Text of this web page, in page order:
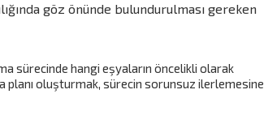
göz önünde bulundurulması gereken
sürecinde hangi eşyaların öncelikli olarak
planı oluşturmak, sürecin sorunsuz ilerlemesine